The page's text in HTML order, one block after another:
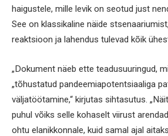
haigustele, mille levik on seotud just
See on klassikaline näide
reaktsioon ja lahendus tulevad kõik
„Dokument näeb ette teadusuuringud,
„tõhustatud pandeemiapotentsiaaliga
väljatöötamine,“ kirjutas sihtasutus.
puhul võiks selle kohaselt viirust
ohtu elanikkonnale, kuid samal ajal